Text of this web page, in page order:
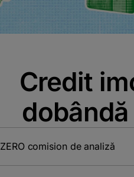
Credit
ZERO comision de analiză